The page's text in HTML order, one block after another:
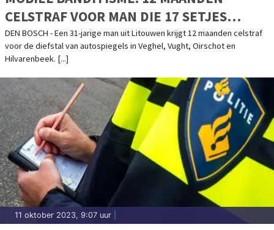
CELSTRAF VOOR MAN DIE 17 SETJES
AUTOSPIEGELS STAL
DEN BOSCH - Een 31-jarige man uit Litouwen krijgt 12 maanden celstraf
voor de diefstal van autospiegels in Veghel, Vught, Oirschot en
Hilvarenbeek. [...]
11 oktober 2023, 9:07 uur